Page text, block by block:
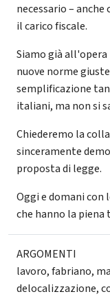
necessario –
il carico fiscale.
Siamo già
nuove norme
semplificazione
italiani, ma non si
Chiederemo la
sinceramente
proposta di legge.
Oggi e domani
che hanno la
ARGOMENTI
lavoro,fabriano,
delocalizzazione,